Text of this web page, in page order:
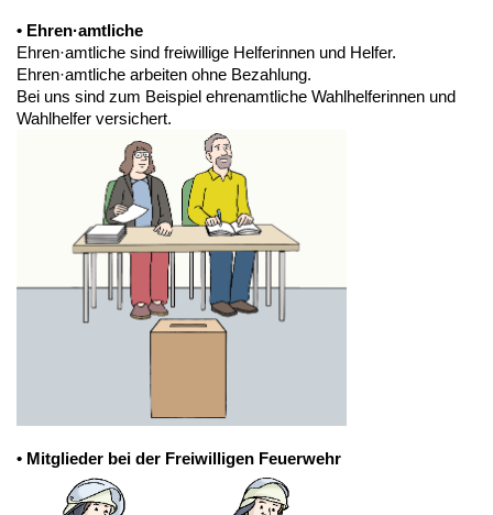
• Ehren·amtliche
Ehren·amtliche sind freiwillige Helferinnen und Helfer.
Ehren·amtliche arbeiten ohne Bezahlung.
Bei uns sind zum Beispiel ehrenamtliche Wahlhelferinnen und
Wahlhelfer versichert.
• Mitglieder bei der Freiwilligen Feuerwehr